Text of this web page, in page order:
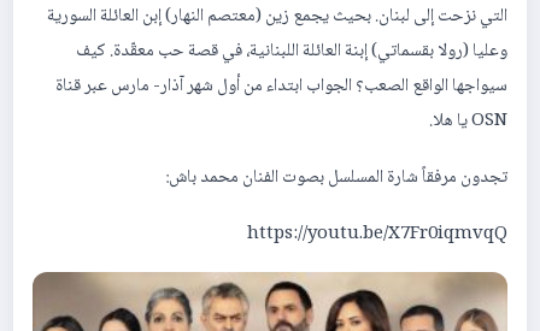
التي نزحت إلى لبنان. بحيث يجمع زين (معتصم النهار) إبن العائلة السورية
وعليا (رولا بقسماتي) إبنة العائلة اللبنانية، في قصة حب معقّدة. كيف
سيواجها الواقع الصعب؟ الجواب ابتداء من أول شهر آذار- مارس عبر قناة
OSN يا هلا.
تجدون مرفقاً شارة المسلسل بصوت الفنان محمد باش:
https://youtu.be/X7Fr0iqmvqQ